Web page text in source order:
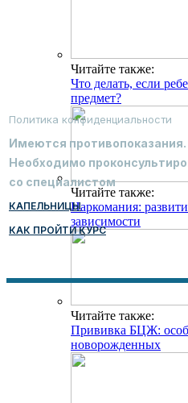
Читайте также:
Что делать, если
предмет?
Читайте также:
Наркомания:
зависимости
Читайте также:
Прививка БЦЖ:
новорожденных
Политика конфиденциальности
Имеются противопоказания.
Необходимо
со специалистом
КАПЕЛЬНИЦЫ
КАК ПРОЙТИ КУРС